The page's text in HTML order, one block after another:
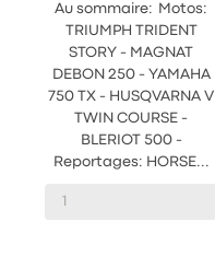
Au sommaire: Motos:
TRIUMPH TRIDENT
STORY - MAGNAT
DEBON 250 - YAMAHA
750 TX - HUSQVARNA V
TWIN COURSE -
BLERIOT 500 -
Reportages: HORSE...